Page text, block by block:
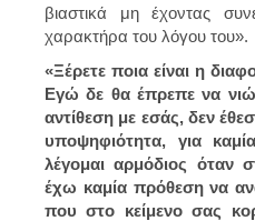
βιαστικά μη έχοντας
χαρακτήρα του λόγου του».
«Ξέρετε ποια είναι η
Εγώ δε θα έπρεπε να
αντίθεση με εσάς, δεν
υποψηφιότητα, για
λέγομαι αρμόδιος όταν
έχω καμία πρόθεση να
που στο κείμενο σας